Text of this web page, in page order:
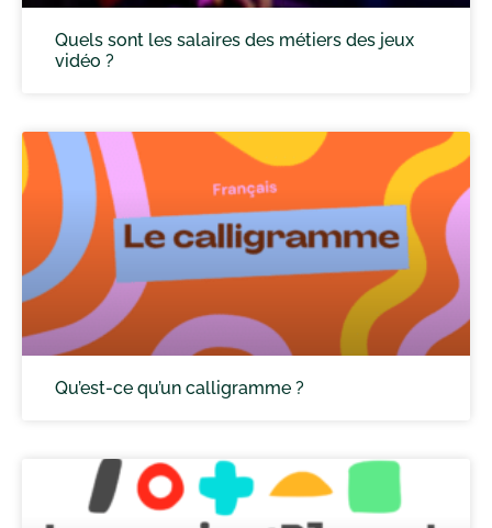
Quels sont les salaires des métiers des jeux
vidéo ?
Qu’est-ce qu’un calligramme ?